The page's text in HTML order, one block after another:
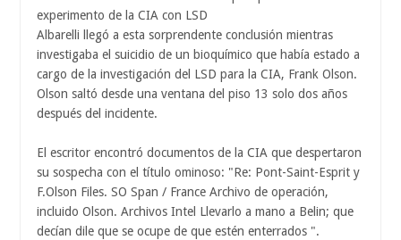
experimento de la CIA con LSD
Albarelli llegó a esta sorprendente conclusión mientras
investigaba el suicidio de un bioquímico que había estado a
cargo de la investigación del LSD para la CIA, Frank Olson.
Olson saltó desde una ventana del piso 13 solo dos años
después del incidente.
El escritor encontró documentos de la CIA que despertaron
su sospecha con el título ominoso: "Re: Pont-Saint-Esprit y
F.Olson Files. SO Span / France Archivo de operación,
incluido Olson. Archivos Intel Llevarlo a mano a Belin; que
decían dile que se ocupe de que estén enterrados ".